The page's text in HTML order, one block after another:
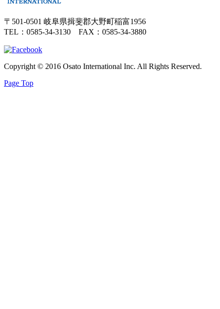
〒501-0501 岐阜県揖斐郡大野町稲富1956
TEL：0585-34-3130 FAX：0585-34-3880
Copyright © 2016 Osato International Inc. All Rights Reserved.
Page Top